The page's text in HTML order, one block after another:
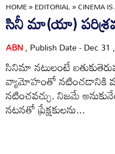
HOME»EDITORIAL»CINEMA
సినీ మా(యా)
ABN, Publish Date - Dec
సినిమా నటులంటే
వ్యామోహంతో నటించడానికి
నటించవచ్చు. నిజమే
నటనతో ప్రేక్షకులను...